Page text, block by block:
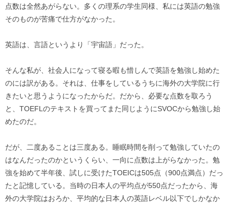
点数は全然あがらない。多くの理系の学生同様、私には英語の勉強
そのものが苦痛で仕方がなかった。
英語は、言語というより「宇宙語」だった。
そんな私が、社会人になって寝る暇も惜しんで英語を勉強し始めた
のには訳がある。それは、仕事をしているうちに海外の大学院に行
きたいと思うようになったからだ。だから、必要な点数を取ろう
と、TOEFLのテキストを買ってまた同じようにSVOCから勉強し始
めたのだ。
だが、二度あることは三度ある。睡眠時間を削って勉強していたの
はなんだったのかというくらい、一向に点数は上がらなかった。勉
強を始めて半年後、試しに受けたTOEICは505点（900点満点）だっ
たと記憶している。当時の日本人の平均点が550点だったから、海
外の大学院はおろか、平均的な日本人の英語レベル以下でしかなか